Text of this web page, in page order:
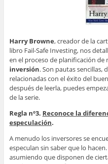
Harry Browne, creador de la
libro Fail-Safe Investing, nos
en el proceso de planificación de
inversión. Son pautas sencillas,
relacionadas con el éxito del
después de leerla, puedes
de la serie.
Regla nº3. Reconoce la
especulación.
A menudo los inversores se
especulan sin saber que lo
asumiendo que disponen de